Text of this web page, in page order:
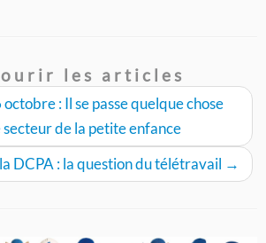
les articles
: Il se passe quelque chose
secteur de la petite enfance
DCPA : la question du télétravail →